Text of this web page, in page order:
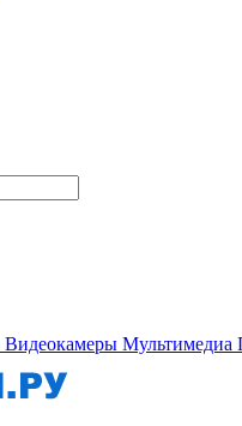
Видеокамеры Мультимедиа